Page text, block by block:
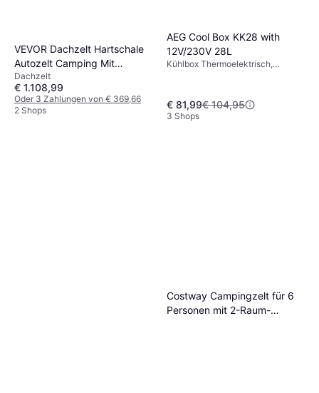
VEVOR Dachzelt Hartschale
Autozelt Camping Mit
Teleskopleiter
Dachzelt
€ 1.108,99
Oder 3 Zahlungen von € 369,66
2 Shops
AEG Cool Box KK28 with
12V/230V 28L
Kühlbox Thermoelektrisch,
€ 81,99€ 104,95
3 Shops
Costway Campingzelt für 6
Personen mit 2-Raum-